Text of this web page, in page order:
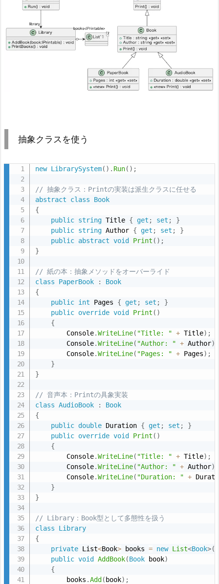
す。
3.
L
ラ
に
は、
B
o
イ
ン
ェ
を
て、
依
性
し
す。
L
抽象クラスを使う
new LibrarySystem( ) . Run( ) ;
// 抽象クラス：Printの実装は派生クラスに任せる
abstract
class
Book
{
public string Title { get ; set ;
}
public string Author { get ; set ;
}
public abstract void Print ( ) ;
}
// 紙の本：抽象メソッドをオーバーライド
class
PaperBook :
Book
{
public int Pages { get ; set ;
}
public override void Print ( )
{
        Console
.WriteLine( "Title: " + Title) ;
        Console
.WriteLine( "Author: " + Author)
        Console
.WriteLine( "Pages: " + Pages) ;
}
}
// 音声本：Printの具象実装
class AudioBook :
Book
{
public double Duration { get ; set ;
}
public override void Print ( )
{
        Console
.WriteLine( "Title: " + Title) ;
        Console
.WriteLine( "Author: " + Author)
        Console
.WriteLine( "Duration: " +
}
}
// Library：Book型として多態性を扱う
class
Library
{
private List<Book> books = new List<Book>(
public void AddBook(Book book)
{
        books
.Add ( book) ;